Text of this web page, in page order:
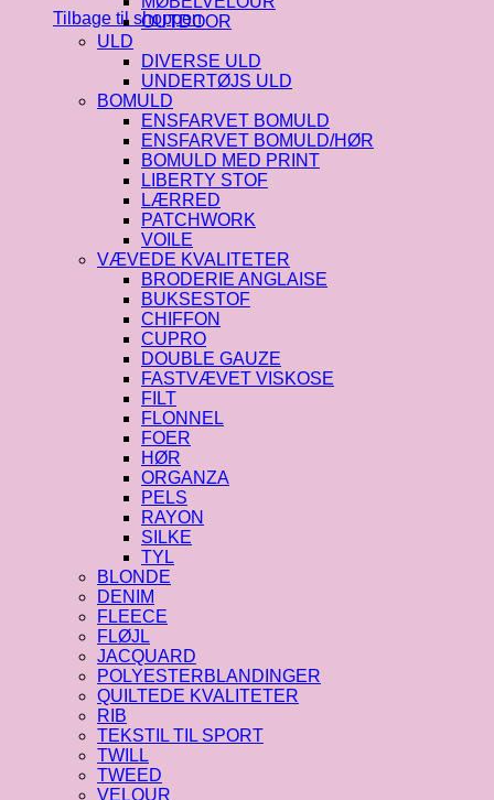
Tilbage til shoppen
OUTDOOR
ULD
DIVERSE ULD
UNDERTØJS ULD
BOMULD
ENSFARVET BOMULD
ENSFARVET BOMULD/HØR
BOMULD MED PRINT
LIBERTY STOF
LÆRRED
PATCHWORK
VOILE
VÆVEDE KVALITETER
BRODERIE ANGLAISE
BUKSESTOF
CHIFFON
CUPRO
DOUBLE GAUZE
FASTVÆVET VISKOSE
FILT
FLONNEL
FOER
HØR
ORGANZA
PELS
RAYON
SILKE
TYL
BLONDE
DENIM
FLEECE
FLØJL
JACQUARD
POLYESTERBLANDINGER
QUILTEDE KVALITETER
RIB
TEKSTIL TIL SPORT
TWILL
TWEED
VELOUR